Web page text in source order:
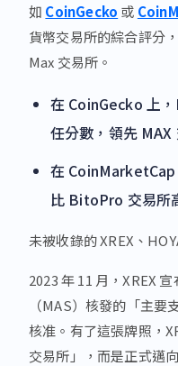
如 CoinGecko 或
貨幣交易所的綜合評分
Max 交易所。
在 CoinGecko 上
任分數，領先 MAX
在 CoinMarketCap
比 BitoPro 交易所
未被收錄的 XREX、
2023 年 11 月，XREX
（MAS）核發的「主
核准。有了這張牌照，
交易所」，而是正式邁